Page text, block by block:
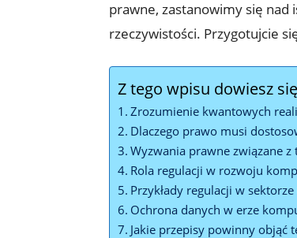
prawne, zastanowimy się nad
rzeczywistości. Przygotujcie
Z tego wpisu dowiesz
Zrozumienie kwantowych
Dlaczego prawo musi
Wyzwania prawne związane
Rola regulacji w rozwoju
Przykłady regulacji w
Ochrona danych w erze
Jakie przepisy powinny objąć